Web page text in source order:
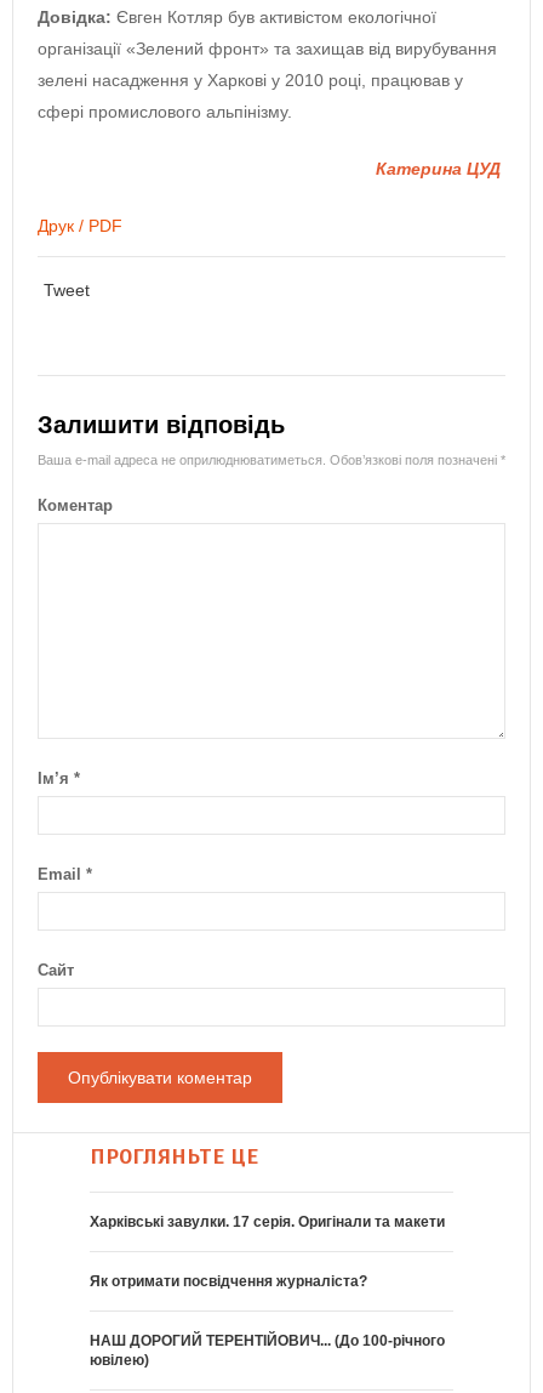
Довідка: Євген Котляр був активістом екологічної
організації «Зелений фронт» та захищав від вирубування
зелені насадження у Харкові у 2010 році, працював у
сфері промислового альпінізму.
Катерина ЦУД
Друк / PDF
Tweet
Залишити відповідь
Ваша e-mail адреса не оприлюднюватиметься. Обов’язкові поля позначені *
Коментар
Ім’я *
Email *
Сайт
ПРОГЛЯНЬТЕ ЦЕ
Харківські завулки. 17 серія. Оригінали та макети
Як отримати посвідчення журналіста?
НАШ ДОРОГИЙ ТЕРЕНТІЙОВИЧ... (До 100-річного
ювілею)